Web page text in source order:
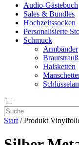
Audio-Gästebuch
Sales & Bundles
Hochzeitssocken
Personalisierte
Schmuck
Armbänder
Halsketten
Start / Produkt